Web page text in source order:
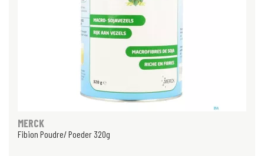
MERCK
Fibion Poudre/ Poeder 320g